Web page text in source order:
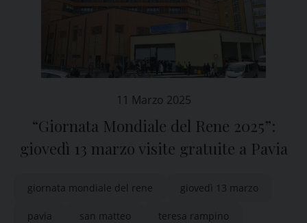
11 Marzo 2025
“Giornata Mondiale del Rene 2025”:
giovedì 13 marzo visite gratuite a Pavia
giornata mondiale del rene giovedì 13 marzo
pavia san matteo teresa rampino